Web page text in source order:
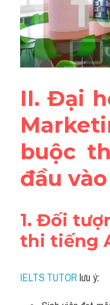
II. Đại
buộc
đầu
1. Đối
thi tiếng
IELTS TUTOR lưu ý: